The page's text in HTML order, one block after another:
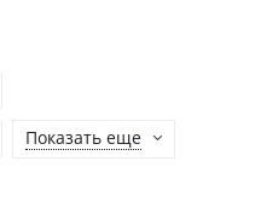
Показать еще